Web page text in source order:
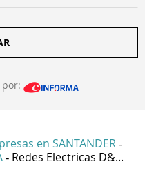
en SANTANDER -
- Redes Electricas D&...